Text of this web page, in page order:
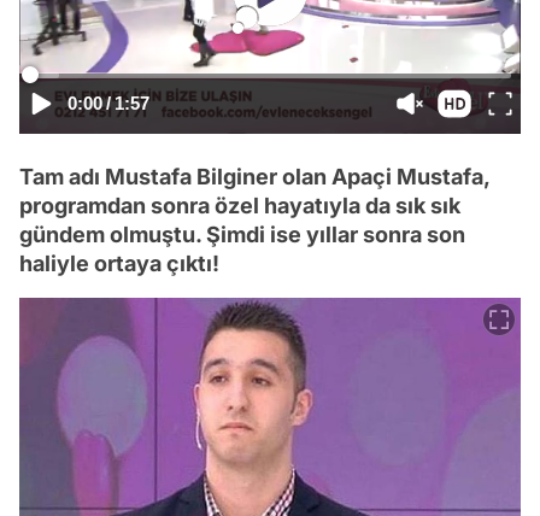
0:00/1:57
Tam adı Mustafa Bilginer olan Apaçi Mustafa,
programdan sonra özel hayatıyla da sık sık
gündem olmuştu. Şimdi ise yıllar sonra son
haliyle ortaya çıktı!